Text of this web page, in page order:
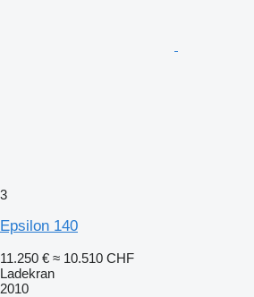
3
Epsilon 140
11.250 € ≈ 10.510 CHF
Ladekran
2010